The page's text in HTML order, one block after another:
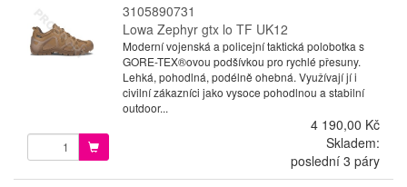
3105890731
Lowa Zephyr gtx lo TF UK12
Moderní vojenská a policejní taktická polobotka s
GORE-TEX®ovou podšívkou pro rychlé přesuny.
Lehká, pohodlná, podélně ohebná. Využívají jí i
civilní zákazníci jako vysoce pohodlnou a stabilní
outdoor...
4 190,00 Kč
Skladem:
poslední 3 páry